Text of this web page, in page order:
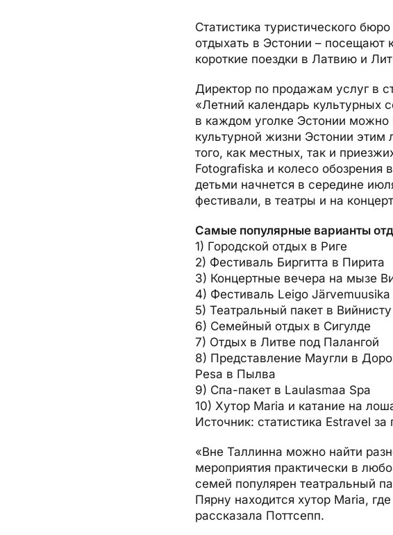
Статистика туристического
отдыхать в Эстонии – посещают
короткие поездки в Латвию и
Директор по продажам услуг в
«Летний календарь культурных
в каждом уголке Эстонии можно
культурной жизни Эстонии этим
того, как местных, так и
Fotografiska и колесо обозрения
детьми начнется в середине
фестивали, в театры и на
Самые популярные варианты
1) Городской отдых в Риге
2) Фестиваль Биргитта в Пирита
3) Концертные вечера на мызе
4) Фестиваль Leigo Järvemuusika
5) Театральный пакет в
6) Семейный отдых в Сигулде
7) Отдых в Литве под Палангой
8) Представление Маугли в
Pesa в Пылва
9) Спа-пакет в Laulasmaa Spa
10) Хутор Maria и катание на
Источник: статистика Estravel
«Вне Таллинна можно найти
мероприятия практически в
семей популярен театральный
Пярну находится хутор Maria,
рассказала Поттсепп.